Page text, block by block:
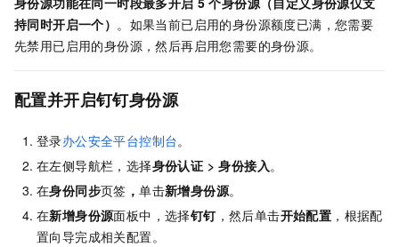
持同时开启一个） 。如果当前已启用的身份源额度已满，您需要
先禁用已启用的身份源，然后再启用您需要的身份源。
配置并开启钉钉身份源
登录办公安全平台控制台。
在左侧导航栏，选择身份认证 >身份接入。
在身份同步页签 ，单击新增身份源。
在新增身份源面板中，选择钉钉，然后单击开始配置 ，根据配
置向导完成相关配置。